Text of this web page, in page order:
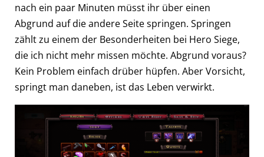
nach ein paar Minuten müsst ihr über einen
Abgrund auf die andere Seite springen. Springen
zählt zu einem der Besonderheiten bei Hero Siege,
die ich nicht mehr missen möchte. Abgrund voraus?
Kein Problem einfach drüber hüpfen. Aber Vorsicht,
springt man daneben, ist das Leben verwirkt.